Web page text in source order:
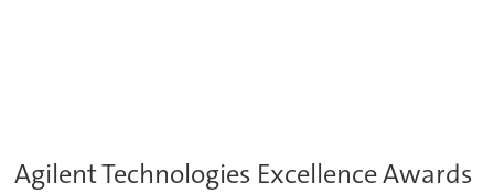
Agilent Technologies Excellence Awards